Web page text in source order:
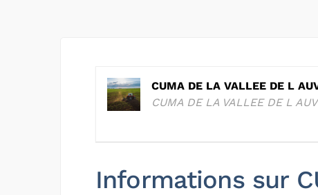
CUMA DE LA VALLEE DE L
CUMA DE LA VALLEE DE L
Informations sur